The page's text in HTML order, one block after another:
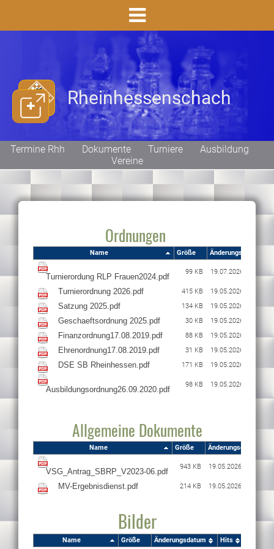
Rheinhessenschach
Termine Rhh Dokumente Turniere
Ausbildung
Vereine
Ordnungen
Name Größe Änderungsdatum
99 KB 19.07.2026 15:35
415 KB
19.05.2026 18:26
134 KB
19.05.2026 18:26
30 KB
19.05.2026 18:26
88 KB
19.05.2026 18:26
31 KB
19.05.2026 18:26
171 KB
19.05.2026 18:26
98 KB 19.05.2026 18:26
Allgemeine Dokumente
Name Größe Änderungsdatum
943 KB 19.05.2026 18:25
214 KB 19.05.2026 18:25
Bilder
Name Größe Änderungsdatum
Hits